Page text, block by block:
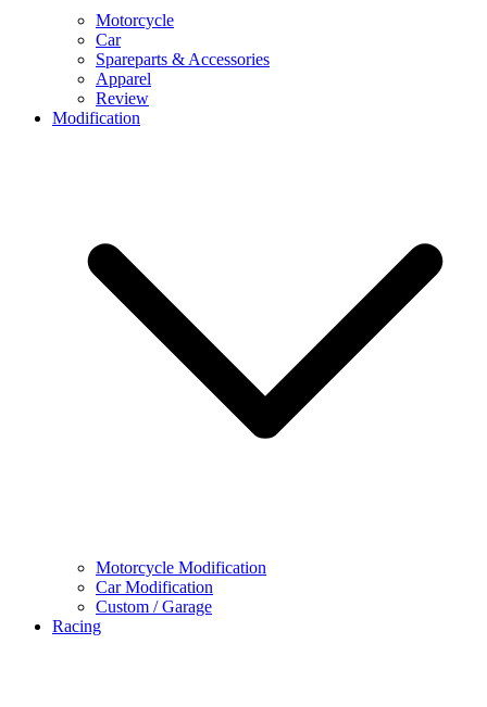
Motorcycle
Car
Spareparts & Accessories
Apparel
Review
Modification
Motorcycle Modification
Car Modification
Custom / Garage
Racing